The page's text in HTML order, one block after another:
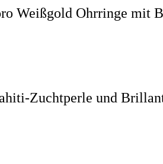
Weißgold Ohrringe mit
Zuchtperle und